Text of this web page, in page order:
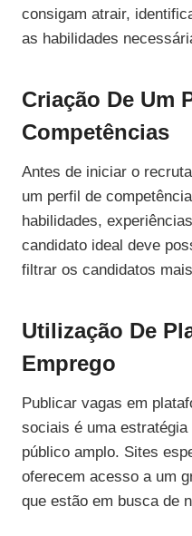
consigam atrair,
as habilidades
Criação De Um
Competências
Antes de iniciar o
um perfil de
habilidades,
candidato ideal deve
filtrar os candidatos
Utilização De
Emprego
Publicar vagas em
sociais é uma
público amplo. Sites
oferecem acesso a um
que estão em busca de